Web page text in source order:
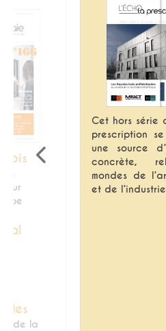
de la
Cet hors série
prescription
une source
concrète,
mondes de
et de